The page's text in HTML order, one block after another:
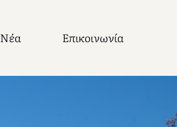
Νέα Επικοινωνία